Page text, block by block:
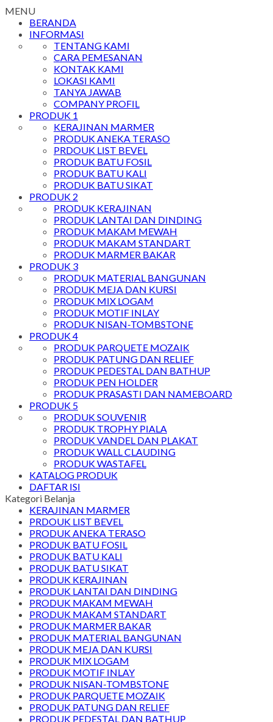
MENU
BERANDA
INFORMASI
TENTANG KAMI
CARA PEMESANAN
KONTAK KAMI
LOKASI KAMI
TANYA JAWAB
COMPANY PROFIL
PRODUK 1
KERAJINAN MARMER
PRODUK ANEKA TERASO
PRDOUK LIST BEVEL
PRODUK BATU FOSIL
PRODUK BATU KALI
PRODUK BATU SIKAT
PRODUK 2
PRODUK KERAJINAN
PRODUK LANTAI DAN DINDING
PRODUK MAKAM MEWAH
PRODUK MAKAM STANDART
PRODUK MARMER BAKAR
PRODUK 3
PRODUK MATERIAL BANGUNAN
PRODUK MEJA DAN KURSI
PRODUK MIX LOGAM
PRODUK MOTIF INLAY
PRODUK NISAN-TOMBSTONE
PRODUK 4
PRODUK PARQUETE MOZAIK
PRODUK PATUNG DAN RELIEF
PRODUK PEDESTAL DAN BATHUP
PRODUK PEN HOLDER
PRODUK PRASASTI DAN NAMEBOARD
PRODUK 5
PRODUK SOUVENIR
PRODUK TROPHY PIALA
PRODUK VANDEL DAN PLAKAT
PRODUK WALL CLAUDING
PRODUK WASTAFEL
KATALOG PRODUK
DAFTAR ISI
Kategori Belanja
KERAJINAN MARMER
PRDOUK LIST BEVEL
PRODUK ANEKA TERASO
PRODUK BATU FOSIL
PRODUK BATU KALI
PRODUK BATU SIKAT
PRODUK KERAJINAN
PRODUK LANTAI DAN DINDING
PRODUK MAKAM MEWAH
PRODUK MAKAM STANDART
PRODUK MARMER BAKAR
PRODUK MATERIAL BANGUNAN
PRODUK MEJA DAN KURSI
PRODUK MIX LOGAM
PRODUK MOTIF INLAY
PRODUK NISAN-TOMBSTONE
PRODUK PARQUETE MOZAIK
PRODUK PATUNG DAN RELIEF
PRODUK PEDESTAL DAN BATHUP